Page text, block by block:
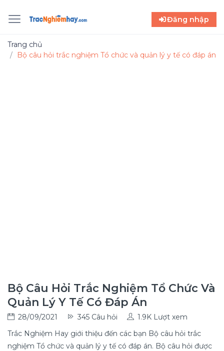
Đăng nhập
Trang chủ
Bộ câu hỏi trắc nghiệm Tổ chức và quản lý y tế có đáp án
Bộ Câu Hỏi Trắc Nghiệm Tổ Chức Và
Quản Lý Y Tế Có Đáp Án
28/09/2021 345 Câu hỏi
1.9K Lượt xem
Trắc Nghiệm Hay giới thiệu đến các bạn Bộ câu hỏi trắc
nghiệm Tổ chức và quản lý y tế có đáp án. Bộ câu hỏi được